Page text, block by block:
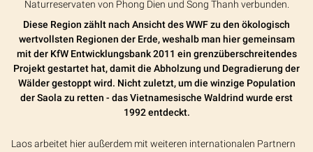
Naturreservaten von Phong Dien und Song Thanh verbunden.
Diese Region zählt nach Ansicht des WWF zu den ökologisch
wertvollsten Regionen der Erde, weshalb man hier gemeinsam
mit der KfW Entwicklungsbank 2011 ein grenzüberschreitendes
Projekt gestartet hat, damit die Abholzung und Degradierung der
Wälder gestoppt wird. Nicht zuletzt, um die winzige Population
der Saola zu retten - das Vietnamesische Waldrind wurde erst
1992 entdeckt.
Laos arbeitet hier außerdem mit weiteren internationalen Partnern